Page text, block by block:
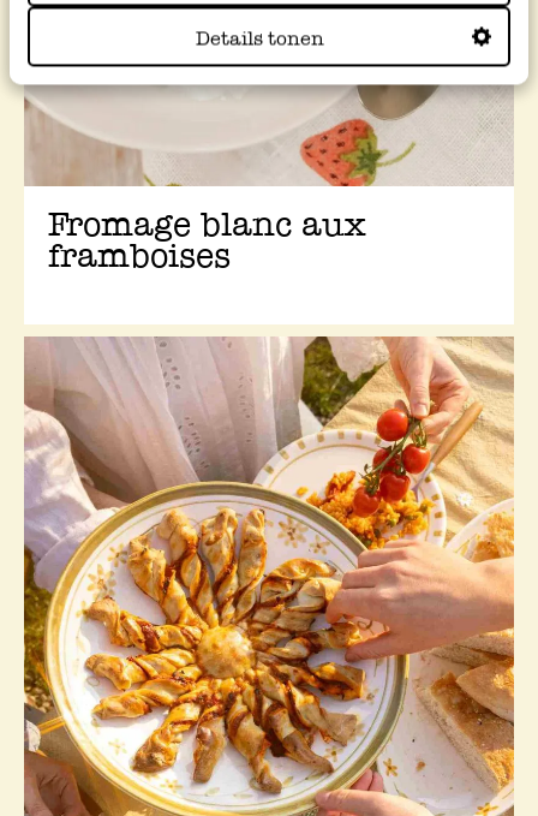
Details tonen
Fromage blanc aux
framboises